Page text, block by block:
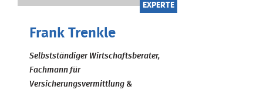
EXPERTE
Frank Trenkle
Selbstständiger Wirtschaftsberater,
Fachmann für
Versicherungsvermittlung &